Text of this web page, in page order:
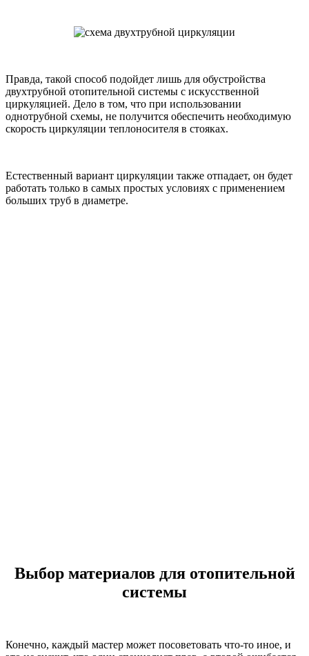
Правда, такой способ подойдет лишь для обустройства
двухтрубной отопительной системы с искусственной
циркуляцией. Дело в том, что при использовании
однотрубной схемы, не получится обеспечить необходимую
скорость циркуляции теплоносителя в стояках.
Естественный вариант циркуляции также отпадает, он будет
работать только в самых простых условиях с применением
больших труб в диаметре.
Выбор материалов для отопительной
системы
Конечно, каждый мастер может посоветовать что-то иное, и